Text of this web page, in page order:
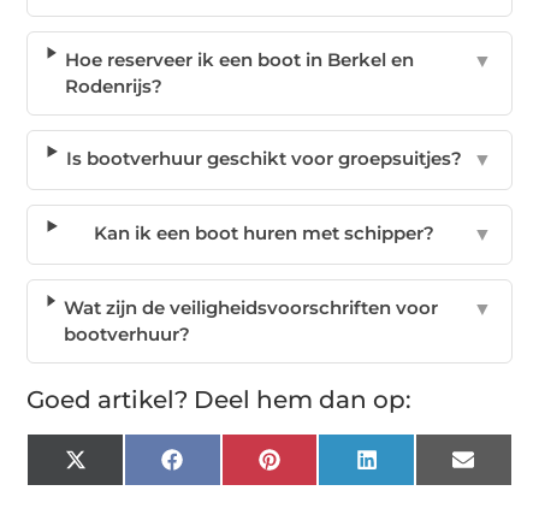
Hoe reserveer ik een boot in Berkel en
Rodenrijs?
▼
Is bootverhuur geschikt voor groepsuitjes? ▼
Kan ik een boot huren met schipper? ▼
Wat zijn de veiligheidsvoorschriften voor
bootverhuur?
▼
Goed artikel? Deel hem dan op:
X
(Twitter)
FacebookPinterest LinkedIn Email